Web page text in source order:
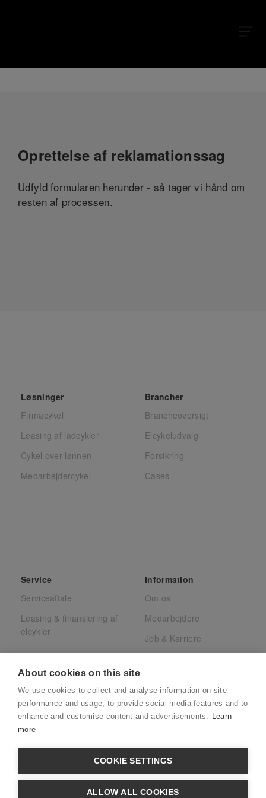
Oprettelse af reklamationssag
Udfyld formularen herunder - så tager vi hånd om
resten af processen.
Løsninger
Firmacykel
Leasing af ladcykler
Cykel over lønnen
Medarbejdercykel
Brancher
Brancheoversigt
Elcykeludvalg
Forsikring
Cases
Service
Serviceaftale
Leasing & finansiering af
elcykler
Information
Om os
Medarbejdere
Job & Karriere
CSR
CVR: 39880032 · Adresse:Søndre Ringvej
About cookies on this site
We use cookies to collect and analyse information on site
performance and usage, to provide social media features and to
enhance and customise content and advertisements. Learn
more
COOKIE SETTINGS
ALLOW ALL COOKIES